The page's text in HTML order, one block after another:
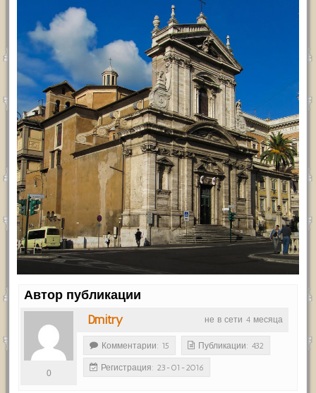
Автор публикации
не в сети 4 месяца
Dmitry
0
Комментарии: 15 Публикации: 432
Регистрация: 23-01-2016